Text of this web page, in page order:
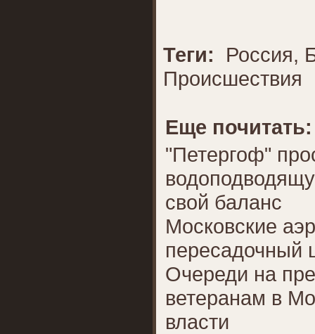
Теги: Россия,
Происшествия
Еще почитать:
"Петергоф"
свой баланс
Московские
пересадочный
Очереди на
ветеранам в
власти